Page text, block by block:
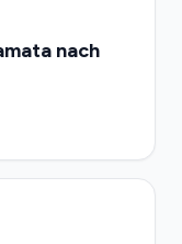
nach